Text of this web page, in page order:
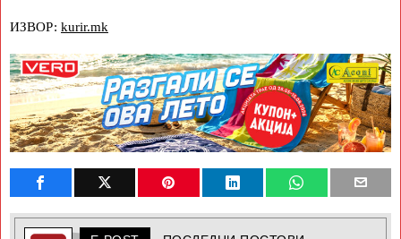
ИЗВОР: kurir.mk